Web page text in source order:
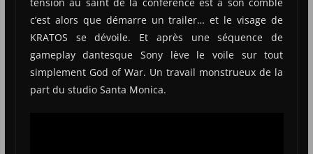
c’est alors que démarre un trailer… et le visage de
KRATOS se dévoile. Et après une séquence de
gameplay dantesque Sony lève le voile sur tout
simplement God of War. Un travail monstrueux de la
part du studio Santa Monica.